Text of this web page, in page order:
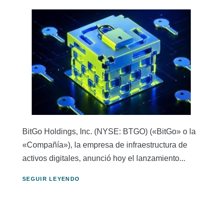
BitGo Holdings, Inc. (NYSE: BTGO) («BitGo» o la
«Compañía»), la empresa de infraestructura de
activos digitales, anunció hoy el lanzamiento...
SEGUIR LEYENDO